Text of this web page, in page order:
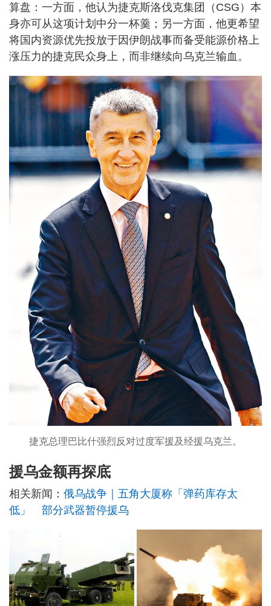
算盘：一方面，他认为捷克斯洛伐克集团（CSG）本
身亦可从这项计划中分一杯羹；另一方面，他更希望
将国内资源优先投放于因伊朗战事而备受能源价格上
涨压力的捷克民众身上，而非继续向乌克兰输血。
捷克总理巴比什强烈反对过度军援及经援乌克兰。
援乌金额再探底
相关新闻： 俄乌战争｜五角大厦称「弹药库存太
低」 部分武器暂停援乌